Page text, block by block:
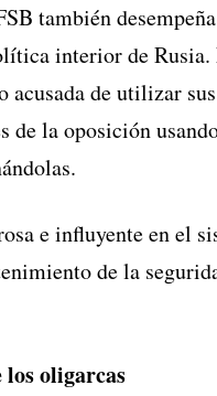
también
interior de Rusia.
de utilizar
la oposición
e influyente en el
de la
oligarcas